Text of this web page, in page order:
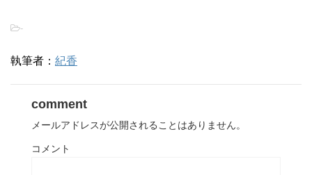
-
執筆者： 紀香
comment
メールアドレスが公開されることはありません。
コメント